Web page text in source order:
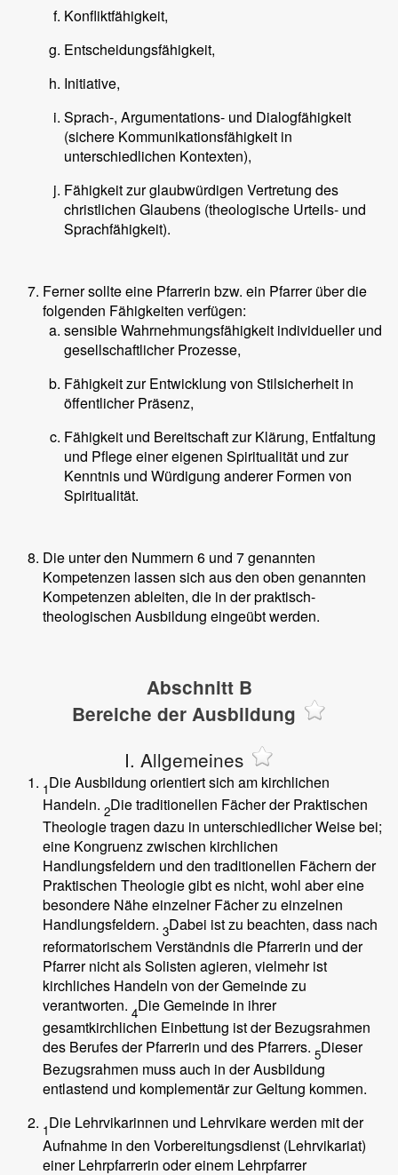
Konfliktfähigkeit,
Entscheidungsfähigkeit,
Initiative,
Sprach-, Argumentations- und Dialogfähigkeit
(sichere Kommunikationsfähigkeit in
unterschiedlichen Kontexten),
Fähigkeit zur glaubwürdigen Vertretung des
christlichen Glaubens (theologische Urteils- und
Sprachfähigkeit).
Ferner sollte eine Pfarrerin bzw. ein Pfarrer über die
folgenden Fähigkeiten verfügen:
sensible Wahrnehmungsfähigkeit individueller und
gesellschaftlicher Prozesse,
Fähigkeit zur Entwicklung von Stilsicherheit in
öffentlicher Präsenz,
Fähigkeit und Bereitschaft zur Klärung, Entfaltung
und Pflege einer eigenen Spiritualität und zur
Kenntnis und Würdigung anderer Formen von
Spiritualität.
Die unter den Nummern 6 und 7 genannten
Kompetenzen lassen sich aus den oben genannten
Kompetenzen ableiten, die in der praktisch-
theologischen Ausbildung eingeübt werden.
Abschnitt B
Bereiche der Ausbildung
I. Allgemeines
1Die Ausbildung orientiert sich am kirchlichen
Handeln. 2Die traditionellen Fächer der Praktischen
Theologie tragen dazu in unterschiedlicher Weise bei;
eine Kongruenz zwischen kirchlichen
Handlungsfeldern und den traditionellen Fächern der
Praktischen Theologie gibt es nicht, wohl aber eine
besondere Nähe einzelner Fächer zu einzelnen
Handlungsfeldern. 3Dabei ist zu beachten, dass nach
reformatorischem Verständnis die Pfarrerin und der
Pfarrer nicht als Solisten agieren, vielmehr ist
kirchliches Handeln von der Gemeinde zu
verantworten. 4Die Gemeinde in ihrer
gesamtkirchlichen Einbettung ist der Bezugsrahmen
des Berufes der Pfarrerin und des Pfarrers. 5Dieser
Bezugsrahmen muss auch in der Ausbildung
entlastend und komplementär zur Geltung kommen.
1Die Lehrvikarinnen und Lehrvikare werden mit der
Aufnahme in den Vorbereitungsdienst (Lehrvikariat)
einer Lehrpfarrerin oder einem Lehrpfarrer